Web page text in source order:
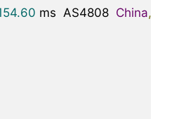
ms  AS4808 China,